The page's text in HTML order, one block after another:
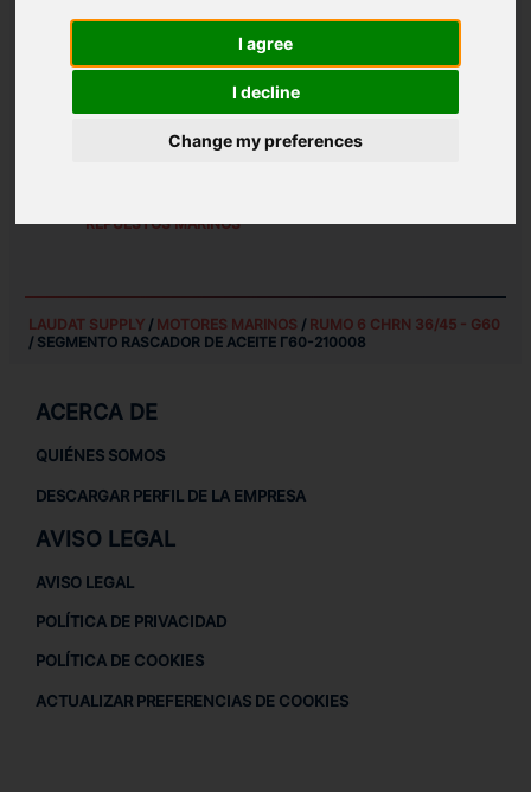
I agree
I decline
Change my preferences
0.46 KG
REPUESTOS MARINOS
LAUDAT SUPPLY/ MOTORES MARINOS / RUMO 6 CHRN 36/45 - G60
/ SEGMENTO RASCADOR DE ACEITE Г60-210008
ACERCA DE
QUIÉNES SOMOS
DESCARGAR PERFIL DE LA EMPRESA
AVISO LEGAL
AVISO LEGAL
POLÍTICA DE PRIVACIDAD
POLÍTICA DE COOKIES
ACTUALIZAR PREFERENCIAS DE COOKIES